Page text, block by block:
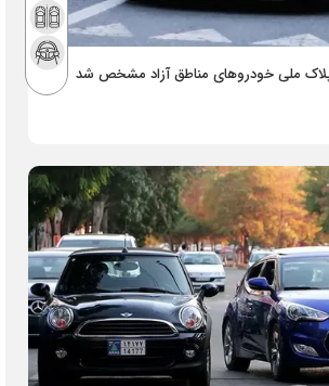
ملی خودروهای مناطق آزاد مشخص شد